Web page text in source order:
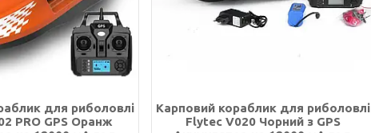
для риболовлі
PRO GPS Оранж
Карповий кораблик для риболовлі
Flytec V020 Чорний з GPS